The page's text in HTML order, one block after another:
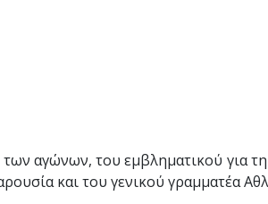
αγώνων, του εμβληματικού για
και του γενικού γραμματέα